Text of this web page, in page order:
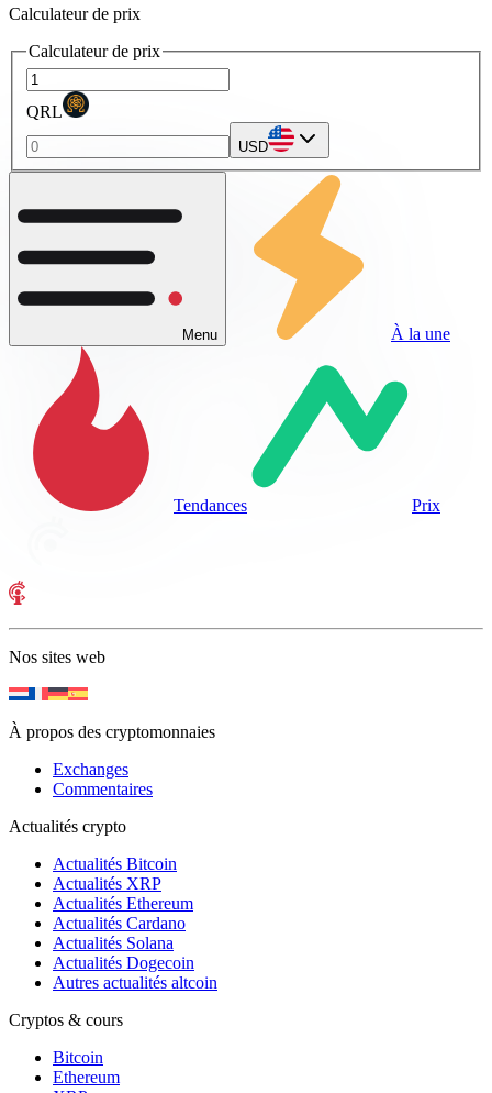
Calculateur de prix
Calculateur de prix
QRL
USD
Menu À la une
Tendances Prix
Nos sites web
À propos des cryptomonnaies
Exchanges
Commentaires
Actualités crypto
Actualités Bitcoin
Actualités XRP
Actualités Ethereum
Actualités Cardano
Actualités Solana
Actualités Dogecoin
Autres actualités altcoin
Cryptos & cours
Bitcoin
Ethereum